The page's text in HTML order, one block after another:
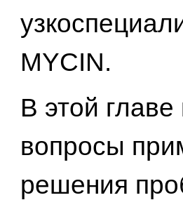
MYCIN.
В этой
вопросы
решения